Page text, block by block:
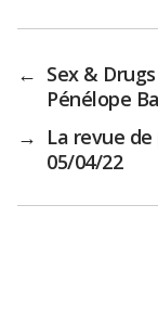
← Sex &
Pénélope
→ La revue
05/04/22